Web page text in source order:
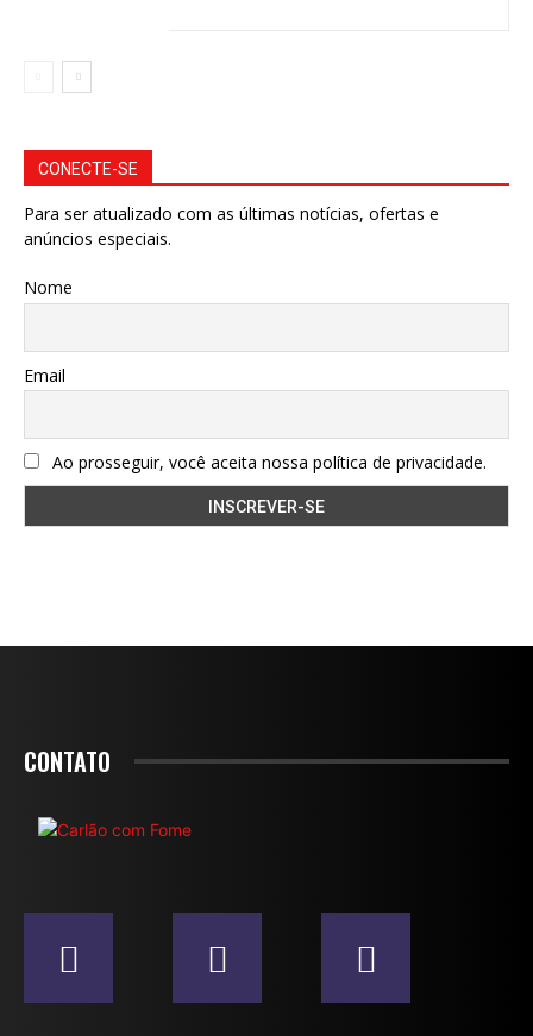
CONECTE-SE
Para ser atualizado com as últimas notícias, ofertas e
anúncios especiais.
Nome
Email
Ao prosseguir, você aceita nossa política de privacidade.
CONTATO